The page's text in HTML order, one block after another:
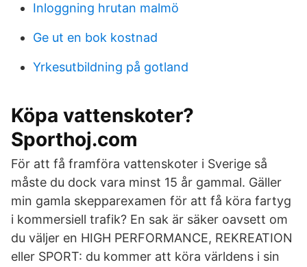
Inloggning hrutan malmö
Ge ut en bok kostnad
Yrkesutbildning på gotland
Köpa vattenskoter?
Sporthoj.com
För att få framföra vattenskoter i Sverige så
måste du dock vara minst 15 år gammal. Gäller
min gamla skepparexamen för att få köra fartyg
i kommersiell trafik? En sak är säker oavsett om
du väljer en HIGH PERFORMANCE, REKREATION
eller SPORT: du kommer att köra världens i sin